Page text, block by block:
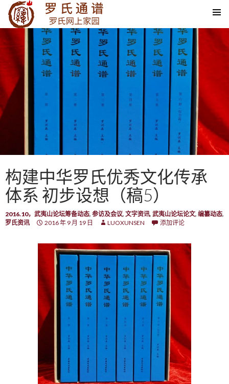
SKIP TO CONTENT
构建中华罗氏优秀文化传承
体系 初步设想（稿5）
2016.10，武夷山论坛筹备动态, 参访及会议, 文字资讯, 武夷山论坛论文, 编纂动态,
罗氏资讯
2016 年 9 月 19 日 LUOXUNSEN 添加评论